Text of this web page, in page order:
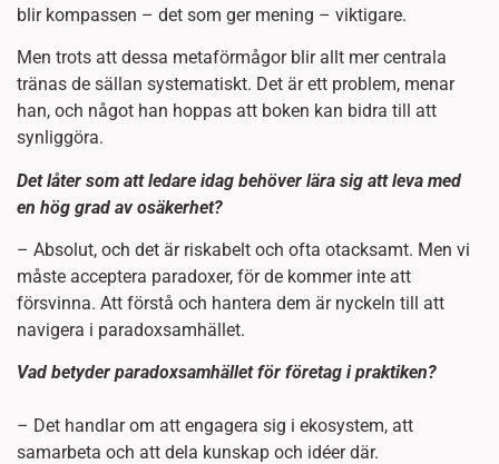
blir kompassen – det som ger mening – viktigare.
Men trots att dessa metaförmågor blir allt mer centrala
tränas de sällan systematiskt. Det är ett problem, menar
han, och något han hoppas att boken kan bidra till att
synliggöra.
Det låter som att ledare idag behöver lära sig att leva med
en hög grad av osäkerhet?
– Absolut, och det är riskabelt och ofta otacksamt. Men vi
måste acceptera paradoxer, för de kommer inte att
försvinna. Att förstå och hantera dem är nyckeln till att
navigera i paradoxsamhället.
Vad betyder paradoxsamhället för företag i praktiken?
– Det handlar om att engagera sig i ekosystem, att
samarbeta och att dela kunskap och idéer där.